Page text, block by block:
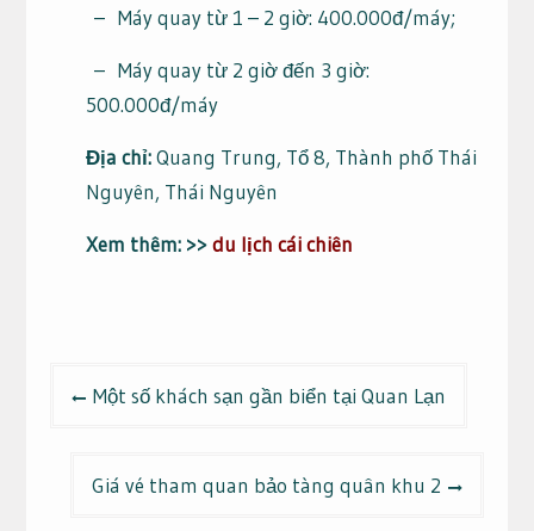
– Máy quay từ 1 – 2 giờ: 400.000đ/máy;
– Máy quay từ 2 giờ đến 3 giờ:
500.000đ/máy
Địa chỉ:Quang Trung, Tổ 8, Thành phố Thái
Nguyên, Thái Nguyên
Xem thêm: >>du lịch cái chiên
hướng
Một số khách sạn gần biển tại Quan Lạn
Giá vé tham quan bảo tàng quân khu 2